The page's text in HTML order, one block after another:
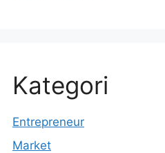
Kategori
Entrepreneur
Market